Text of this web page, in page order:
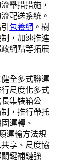
舉措措施，
配送系統。
包養網。樹
，加速推進
網點等拓展
健全多式聯運
尺度化多式
集裝箱公
，推行帶托
運轉、
運輸方法規
享、尺度協
鍵補鏈強